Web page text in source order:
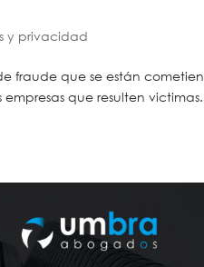
y privacidad
fraude que se están
que resulten victimas.